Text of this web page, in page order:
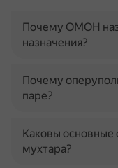
Почему ОМОН
назначения?
Почему
паре?
Каковы основные
мухтара?